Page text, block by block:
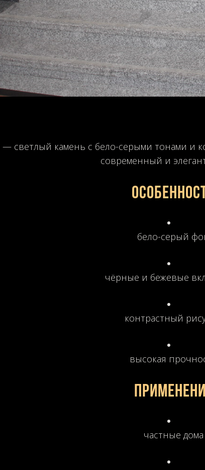
— светлый камень с бело-серыми тонами и
современный и
бело-серый
чёрные и бежевые
контрастный
высокая
частные дома